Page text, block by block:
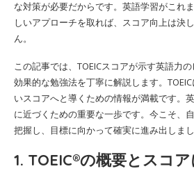
な対策が必要だからです。英語学習がこれ
しいアプローチを取れば、スコア向上は決
ん。
この記事では、TOEICスコアが示す英語力
効果的な勉強法を丁寧に解説します。
いスコアへと導くための情報が満載です。
に近づくための重要な一歩です。今こそ、
把握し、目標に向かって確実に進み出しまし
1. TOEIC®の概要とスコ